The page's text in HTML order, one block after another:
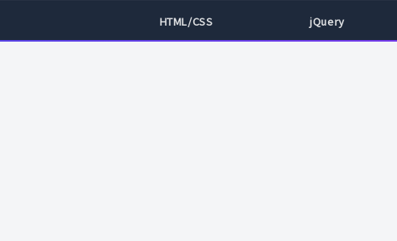
HTML/CSS jQuery